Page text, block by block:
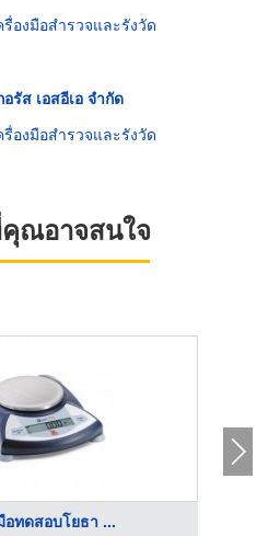
รื่องมือสำรวจและรังวัด
รัส เอสอีเอ จำกัด
รื่องมือสำรวจและรังวัด
ณอาจสนใจ
อทดสอบโยธา ...